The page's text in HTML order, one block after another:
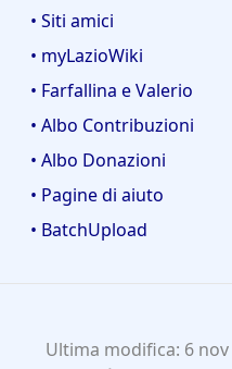
• Siti amici
• myLazioWiki
• Farfallina e Valerio
• Albo Contribuzioni
• Albo Donazioni
• Pagine di aiuto
• BatchUpload
Ultima modifica: 6 nov